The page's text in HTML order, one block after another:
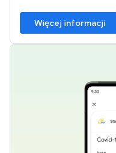
Więcej informacji